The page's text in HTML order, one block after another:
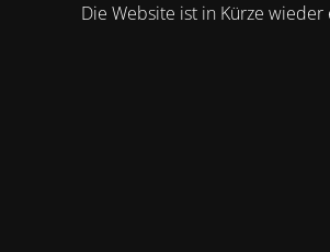
Die Website ist in Kürze